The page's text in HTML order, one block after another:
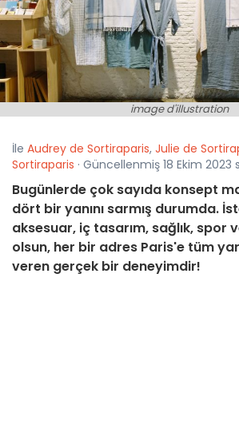
image d'illustration
İle Audrey de Sortiraparis, Julie de
Sortiraparis · Güncellenmiş 18 Ekim 2023
Bugünlerde çok sayıda konsept
dört bir yanını sarmış durumda.
aksesuar, iç tasarım, sağlık, spor
olsun, her bir adres Paris'e tüm
veren gerçek bir deneyimdir!